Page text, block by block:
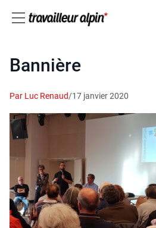
Bannière
Par Luc Renaud/17 janvier 2020